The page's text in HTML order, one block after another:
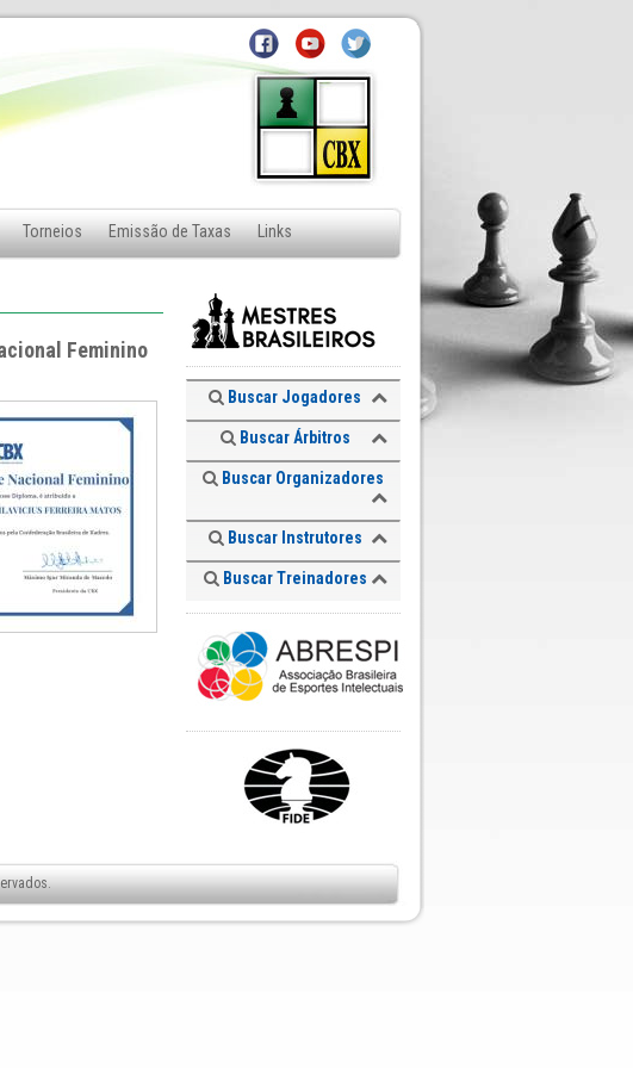
Torneios Emissão de Taxas Links
Feminino
Buscar Jogadores
Buscar Árbitros
Buscar Organizadores
Buscar Instrutores
Buscar Treinadores